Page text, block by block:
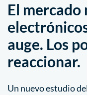
El
auge. Los
reaccionar.
Un nuevo estudio